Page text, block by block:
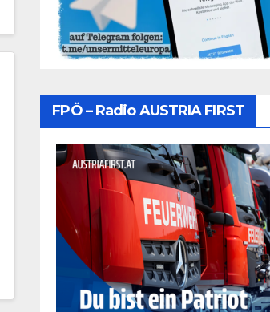
FPÖ – Radio AUSTRIA FIRST